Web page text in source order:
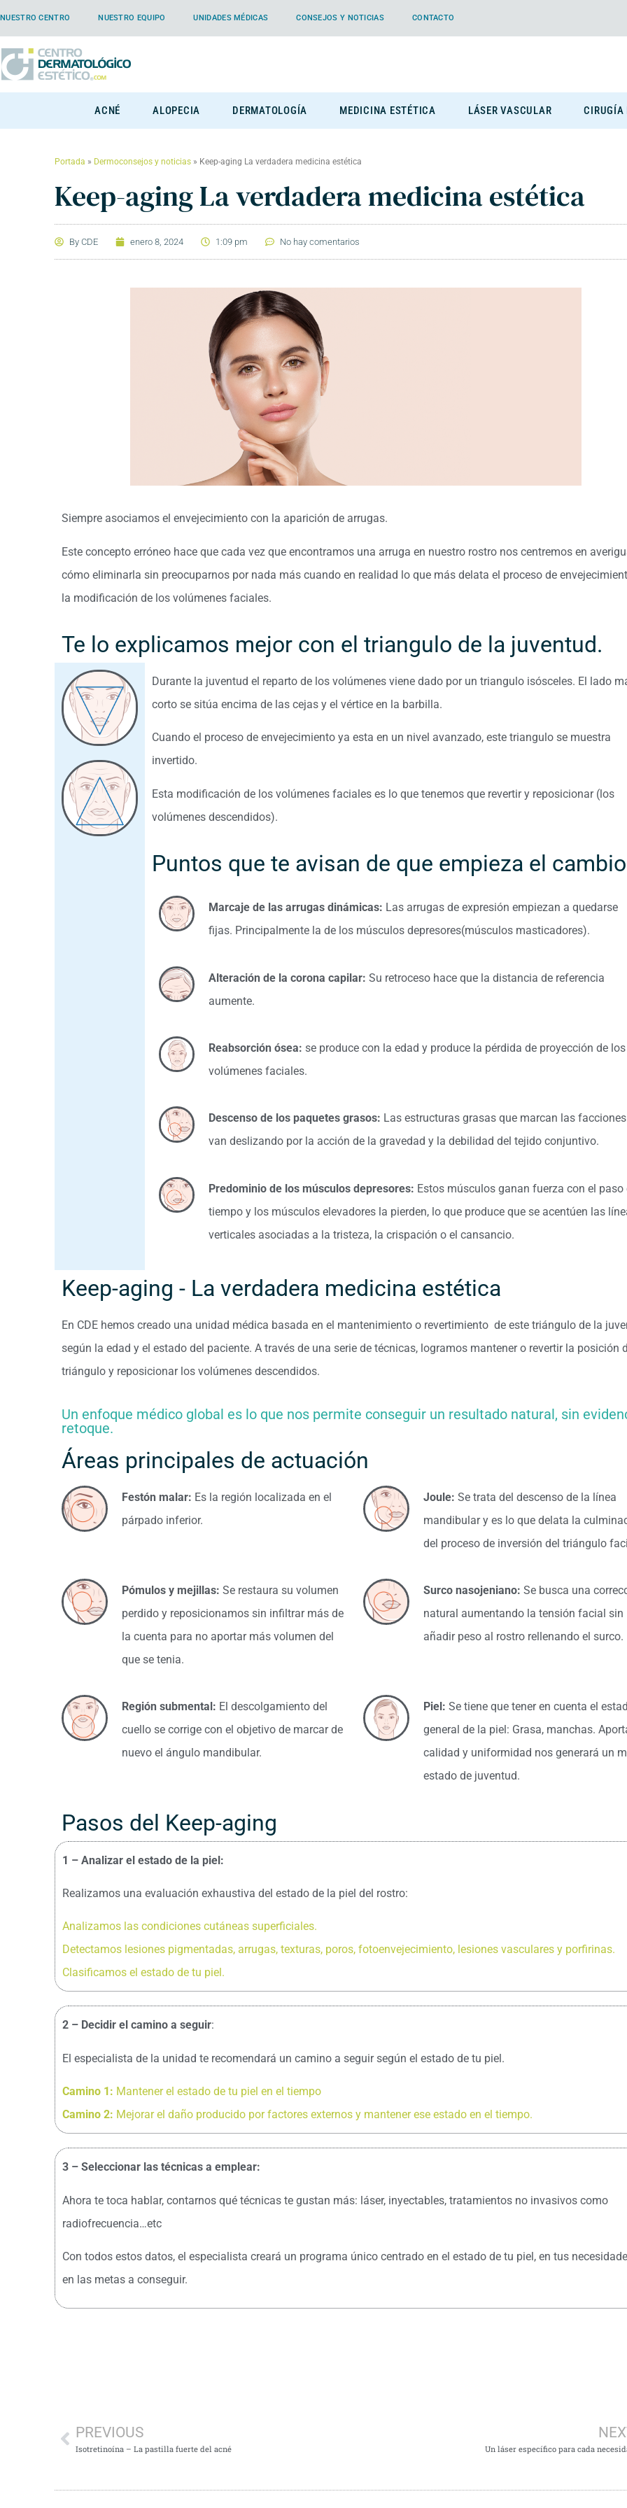
NUESTRO CENTRO NUESTRO EQUIPO UNIDADES MÉDICAS CONSEJOS Y NOTICIAS CONTACTO
ACNÉ ALOPECIA DERMATOLOGÍA MEDICINA ESTÉTICA LÁSER VASCULAR
Portada » Dermoconsejos y noticias » Keep-aging La verdadera medicina estética
Keep-aging La verdadera medicina estética
By CDE enero 8, 2024 1:09 pm No hay comentarios
Siempre asociamos el envejecimiento con la aparición de arrugas.
Este concepto erróneo hace que cada vez que encontramos una arruga en nuestro rostro nos centremos en
cómo eliminarla sin preocuparnos por nada más cuando en realidad lo que más delata el proceso de
la modificación de los volúmenes faciales.
Te lo explicamos mejor con el triangulo de la juventud.
Durante la juventud el reparto de los volúmenes viene dado por un triangulo isósceles. El lado
corto se sitúa encima de las cejas y el vértice en la barbilla.
Cuando el proceso de envejecimiento ya esta en un nivel avanzado, este triangulo se muestra
invertido.
Esta modificación de los volúmenes faciales es lo que tenemos que revertir y reposicionar (los
volúmenes descendidos).
Puntos que te avisan de que empieza el cambio
Marcaje de las arrugas dinámicas: Las arrugas de expresión empiezan a quedarse
fijas. Principalmente la de los músculos depresores(músculos masticadores).
Alteración de la corona capilar: Su retroceso hace que la distancia de referencia
aumente.
Reabsorción ósea: se produce con la edad y produce la pérdida de proyección de los
volúmenes faciales.
Descenso de los paquetes grasos: Las estructuras grasas que marcan las
van deslizando por la acción de la gravedad y la debilidad del tejido conjuntivo.
Predominio de los músculos depresores: Estos músculos ganan fuerza con el paso
tiempo y los músculos elevadores la pierden, lo que produce que se acentúen las
verticales asociadas a la tristeza, la crispación o el cansancio.
Keep-aging - La verdadera medicina estética
En CDE hemos creado una unidad médica basada en el mantenimiento o revertimiento de este triángulo de la
según la edad y el estado del paciente. A través de una serie de técnicas, logramos mantener o revertir la posición
triángulo y reposicionar los volúmenes descendidos.
Un enfoque médico global es lo que nos permite conseguir un resultado natural, sin
retoque.
Áreas principales de actuación
Festón malar: Es la región localizada en el
párpado inferior.
Joule: Se trata del descenso de la línea
mandibular y es lo que delata la
del proceso de inversión del triángulo
Pómulos y mejillas: Se restaura su volumen
perdido y reposicionamos sin infiltrar más de
la cuenta para no aportar más volumen del
que se tenia.
Surco nasojeniano: Se busca una
natural aumentando la tensión facial sin
añadir peso al rostro rellenando el surco.
Región submental: El descolgamiento del
cuello se corrige con el objetivo de marcar de
nuevo el ángulo mandibular.
Piel: Se tiene que tener en cuenta el
general de la piel: Grasa, manchas.
calidad y uniformidad nos generará un
estado de juventud.
Pasos del Keep-aging
1 – Analizar el estado de la piel:
Realizamos una evaluación exhaustiva del estado de la piel del rostro:
Analizamos las condiciones cutáneas superficiales.
Detectamos lesiones pigmentadas, arrugas, texturas, poros, fotoenvejecimiento, lesiones vasculares y porfirinas.
Clasificamos el estado de tu piel.
2 – Decidir el camino a seguir:
El especialista de la unidad te recomendará un camino a seguir según el estado de tu piel.
Camino 1: Mantener el estado de tu piel en el tiempo
Camino 2: Mejorar el daño producido por factores externos y mantener ese estado en el tiempo.
3 – Seleccionar las técnicas a emplear:
Ahora te toca hablar, contarnos qué técnicas te gustan más: láser, inyectables, tratamientos no invasivos como
radiofrecuencia…etc
Con todos estos datos, el especialista creará un programa único centrado en el estado de tu piel, en tus
en las metas a conseguir.
PREVIOUS
Isotretinoína – La pastilla fuerte del acné Un láser específico para cada